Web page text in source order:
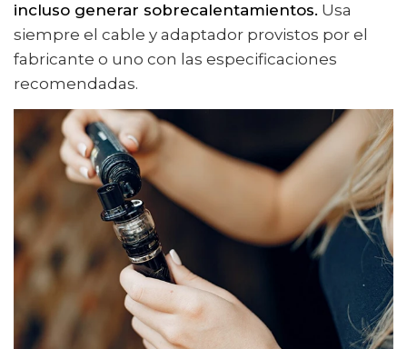
incluso generar sobrecalentamientos. Usa
siempre el cable y adaptador provistos por el
fabricante o uno con las especificaciones
recomendadas.